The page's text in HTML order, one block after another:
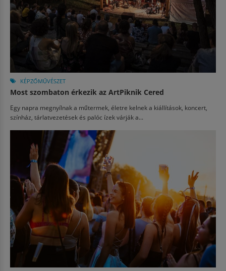
KÉPZŐMŰVÉSZET
Most szombaton érkezik az ArtPiknik Cered
Egy napra megnyílnak a műtermek, életre kelnek a kiállítások, koncert,
színház, tárlatvezetések és palóc ízek várják a...